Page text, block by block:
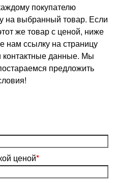
покупателю
на выбранный товар. Если
же товар с ценой, ниже
нам ссылку на страницу
контактные данные. Мы
предложить
ценой*